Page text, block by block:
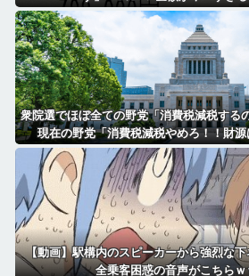
衆院選でほぼ全ての野党「消費税減税する
現在の野党「消費税減税やめろ！！財
【動画】駅構内のスピーカーから強烈な
全乗客困惑の音声がこちら